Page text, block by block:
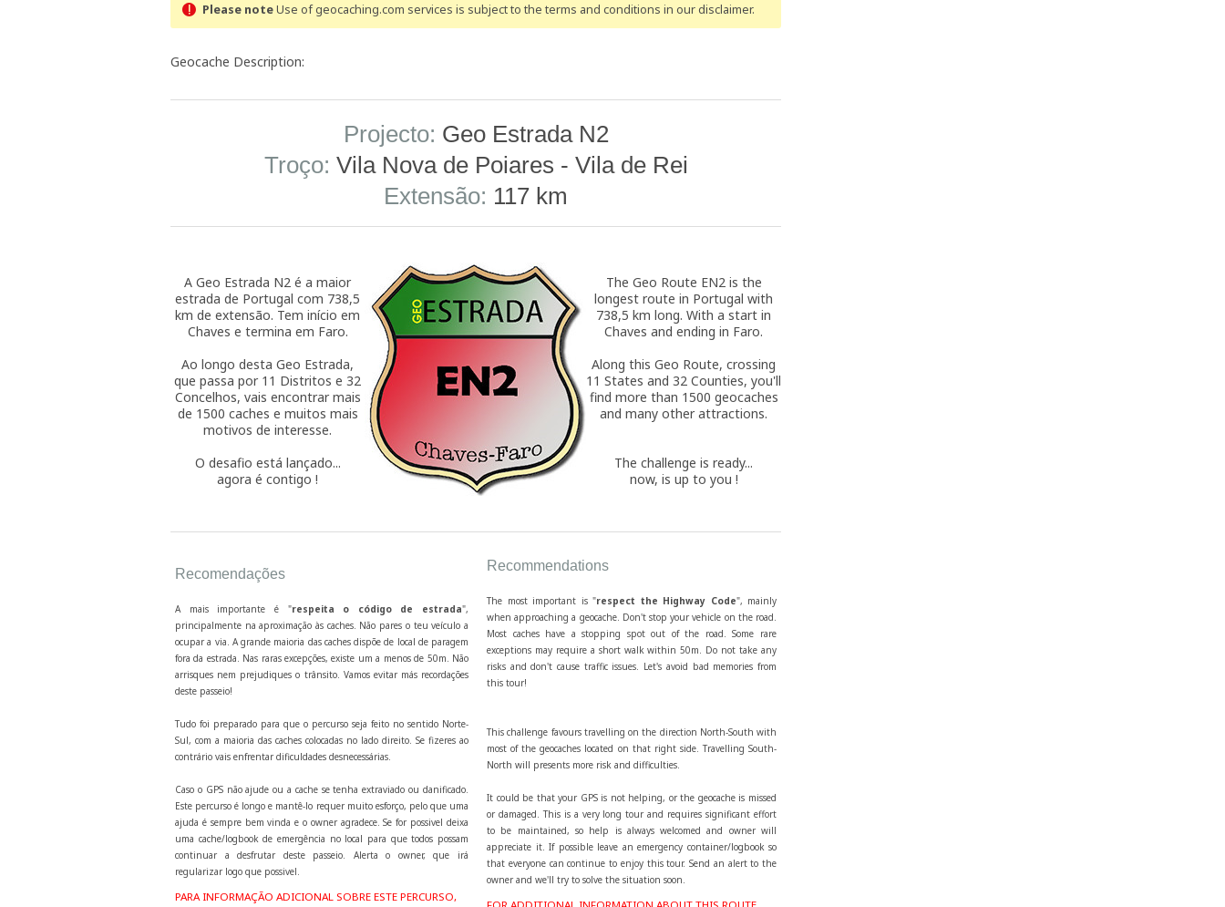
Please noteUse of geocaching.com services is subject to the terms and conditions in our disclaimer.
Geocache Description:
Projecto: Geo Estrada N2
Troço: Vila Nova de Poiares - Vila de Rei
Extensão: 117 km
A Geo Estrada N2 é a maior
estrada de Portugal com 738,5
km de extensão. Tem início em
Chaves e termina em Faro.
Ao longo desta Geo Estrada,
que passa por 11 Distritos e 32
Concelhos, vais encontrar mais
de 1500 caches e muitos mais
motivos de interesse.
O desafio está lançado...
agora é contigo !
The Geo Route EN2 is the
longest route in Portugal with
738,5 km long. With a start in
Chaves and ending in Faro.
Along this Geo Route, crossing
11 States and 32 Counties, you'll
find more than 1500 geocaches
and many other attractions.
The challenge is ready...
now, is up to you !
Recomendações
A mais importante é "respeita o código de estrada",
principalmente na aproximação às caches. Não pares o teu veículo a
ocupar a via. A grande maioria das caches dispõe de local de paragem
fora da estrada. Nas raras excepções, existe um a menos de 50m. Não
arrisques nem prejudiques o trânsito. Vamos evitar más recordações
deste passeio!
Tudo foi preparado para que o percurso seja feito no sentido Norte-
Sul, com a maioria das caches colocadas no lado direito. Se fizeres ao
contrário vais enfrentar dificuldades desnecessárias.
Caso o GPS não ajude ou a cache se tenha extraviado ou danificado.
Este percurso é longo e mantê-lo requer muito esforço, pelo que uma
ajuda é sempre bem vinda e o owner agradece. Se for possivel deixa
uma cache/logbook de emergência no local para que todos possam
continuar a desfrutar deste passeio. Alerta o owner, que irá
regularizar logo que possivel.
PARA INFORMAÇÃO ADICIONAL SOBRE ESTE PERCURSO,
Recommendations
The most important is "respect the Highway Code", mainly
when approaching a geocache. Don't stop your vehicle on the road.
Most caches have a stopping spot out of the road. Some rare
exceptions may require a short walk within 50m. Do not take any
risks and don't cause traffic issues. Let's avoid bad memories from
this tour!
This challenge favours travelling on the direction North-South with
most of the geocaches located on that right side. Travelling South-
North will presents more risk and difficulties.
It could be that your GPS is not helping, or the geocache is missed
or damaged. This is a very long tour and requires significant effort
to be maintained, so help is always welcomed and owner will
appreciate it. If possible leave an emergency container/logbook so
that everyone can continue to enjoy this tour. Send an alert to the
owner and we'll try to solve the situation soon.